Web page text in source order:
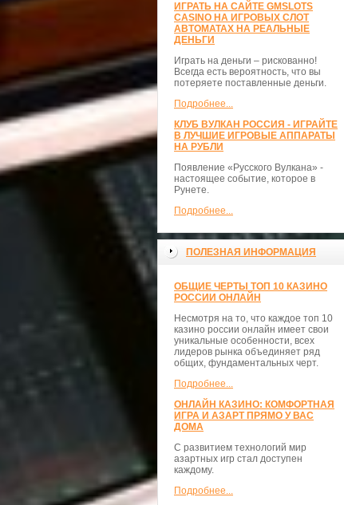
ИГРАТЬ НА САЙТЕ GMSLOTS
CASINO НА ИГРОВЫХ СЛОТ
АВТОМАТАХ НА РЕАЛЬНЫЕ
ДЕНЬГИ
Играть на деньги – рискованно!
Всегда есть вероятность, что вы
потеряете поставленные деньги.
Подробнее...
КЛУБ ВУЛКАН РОССИЯ - ИГРАЙТЕ
В ЛУЧШИЕ ИГРОВЫЕ АППАРАТЫ
НА РУБЛИ
Появление «Русского Вулкана» -
настоящее событие, которое в
Рунете.
Подробнее...
ПОЛЕЗНАЯ ИНФОРМАЦИЯ
ОБЩИЕ ЧЕРТЫ ТОП 10 КАЗИНО
РОССИИ ОНЛАЙН
Несмотря на то, что каждое топ 10
казино россии онлайн имеет свои
уникальные особенности, всех
лидеров рынка объединяет ряд
общих, фундаментальных черт.
Подробнее...
ОНЛАЙН КАЗИНО: КОМФОРТНАЯ
ИГРА И АЗАРТ ПРЯМО У ВАС
ДОМА
С развитием технологий мир
азартных игр стал доступен
каждому.
Подробнее...